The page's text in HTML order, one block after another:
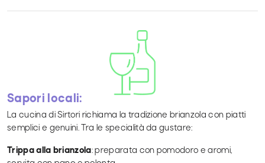
Sapori locali:
La cucina di Sirtori richiama la tradizione brianzola con piatti
semplici e genuini. Tra le specialità da gustare:
Trippa alla brianzola: preparata con pomodoro e aromi,